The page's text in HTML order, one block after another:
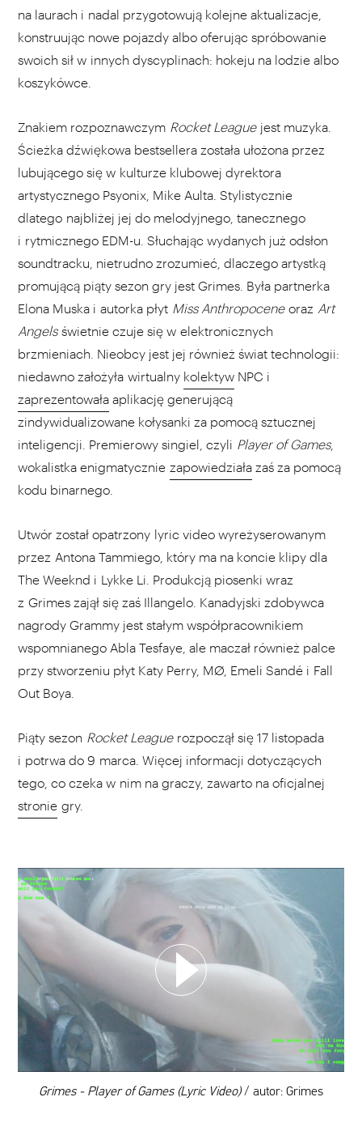
na laurach i nadal przygotowują kolejne aktualizacje,
konstruując nowe pojazdy albo oferując spróbowanie
swoich sił w innych dyscyplinach: hokeju na lodzie albo
koszykówce.
Znakiem rozpoznawczym Rocket League jest muzyka.
Ścieżka dźwiękowa bestsellera została ułożona przez
lubującego się w kulturze klubowej dyrektora
artystycznego Psyonix, Mike Aulta. Stylistycznie
dlatego najbliżej jej do melodyjnego, tanecznego
i rytmicznego EDM-u. Słuchając wydanych już odsłon
soundtracku, nietrudno zrozumieć, dlaczego artystką
promującą piąty sezon gry jest Grimes. Była partnerka
Elona Muska i autorka płyt Miss Anthropocene oraz Art
Angels świetnie czuje się w elektronicznych
brzmieniach. Nieobcy jest jej również świat technologii:
niedawno założyła wirtualny kolektyw NPC i
zaprezentowała aplikację generującą
zindywidualizowane kołysanki za pomocą sztucznej
inteligencji. Premierowy singiel, czyli Player of Games,
wokalistka enigmatycznie zapowiedziała zaś za pomocą
kodu binarnego.
Utwór został opatrzony lyric video wyreżyserowanym
przez Antona Tammiego, który ma na koncie klipy dla
The Weeknd i Lykke Li. Produkcją piosenki wraz
z Grimes zajął się zaś Illangelo. Kanadyjski zdobywca
nagrody Grammy jest stałym współpracownikiem
wspomnianego Abla Tesfaye, ale maczał również palce
przy stworzeniu płyt Katy Perry, MØ, Emeli Sandé i Fall
Out Boya.
Piąty sezon Rocket League rozpoczął się 17 listopada
i potrwa do 9 marca. Więcej informacji dotyczących
tego, co czeka w nim na graczy, zawarto na oficjalnej
stronie gry.
00:00
Grimes - Player of Games (Lyric Video)/ autor: Grimes
WYBIERZ SWOJĄ PLAYLISTĘ
DODAJ TEN FILM DO PLAYLISTY